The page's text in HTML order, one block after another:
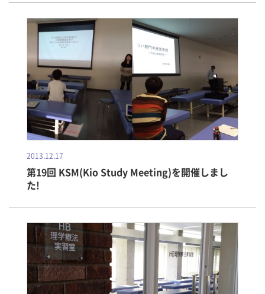
2013.12.17
第19回 KSM(Kio Study Meeting)を開催しまし
た!